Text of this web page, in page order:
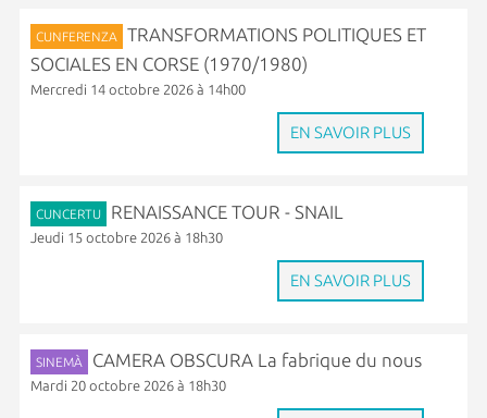
CUNFERENZA
TRANSFORMATIONS POLITIQUES ET
SOCIALES EN CORSE (1970/1980)
Mercredi 14 octobre 2026 à 14h00
EN SAVOIR PLUS
CUNCERTU RENAISSANCE TOUR - SNAIL
Jeudi 15 octobre 2026 à 18h30
EN SAVOIR PLUS
SINEMÀ CAMERA OBSCURA La fabrique du nous
Mardi 20 octobre 2026 à 18h30